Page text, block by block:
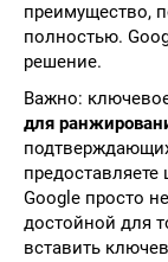
преимущество,
полностью.
решение.
Важно:
для
Google просто
достойной для
вставить